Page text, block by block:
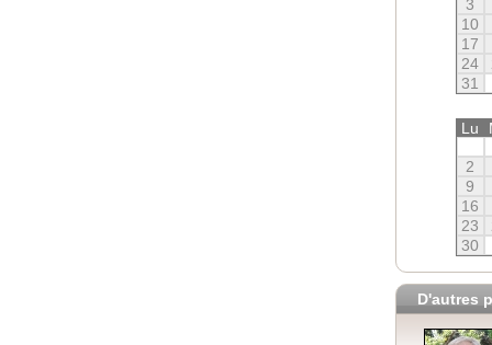
3
10
17
24
31
Lu
2
9
16
23
30
D'autres